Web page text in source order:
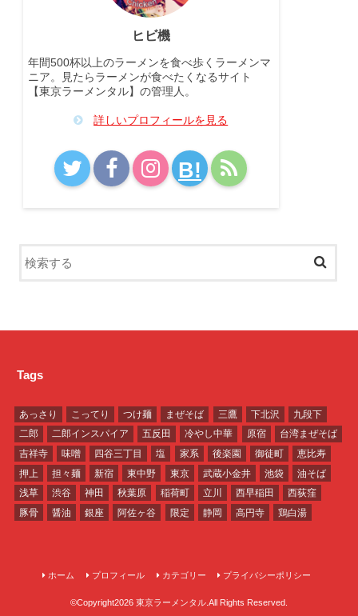
ヒビ機
年間500杯以上のラーメンを食べ歩くラーメンマ
ニア。見たらラーメンが食べたくなるサイト
【東京ラーメンタル】の管理人。
詳しいプロフィールを見る
B!
Tags
あっさり こってり つけ麺 まぜそば 三鷹 下北沢
九段下
二郎
二郎インスパイア 五反田 冷やし中華 原宿
台湾まぜそば
吉祥寺
味噌 四谷三丁目 塩 家系 後楽園 御徒町
恵比寿
押上
担々麺 新宿 東中野 東京 武蔵小金井 池袋
油そば
浅草
渋谷 神田 秋葉原 稲荷町 立川 西早稲田
西荻窪
豚骨
醤油 銀座 阿佐ヶ谷 限定 静岡 高円寺 鶏白湯
ホーム プロフィール カテゴリー プライバシーポリシー
©Copyright2026 東京ラーメンタル .All Rights Reserved.